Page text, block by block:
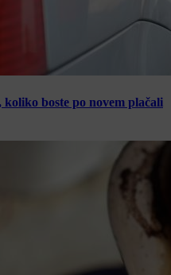
boste po novem plačali